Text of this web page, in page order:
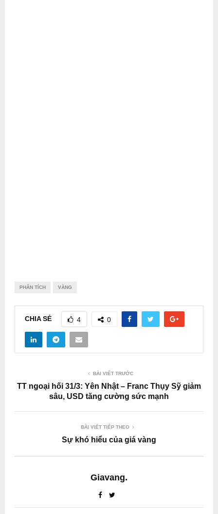
PHÂN TÍCH VÀNG
CHIA SẺ 4 0
BÀI VIẾT TRƯỚC
TT ngoại hối 31/3: Yên Nhật – Franc Thụy Sỹ giảm
sâu, USD tăng cường sức mạnh
BÀI VIẾT TIẾP THEO
Sự khó hiểu của giá vàng
Giavang.